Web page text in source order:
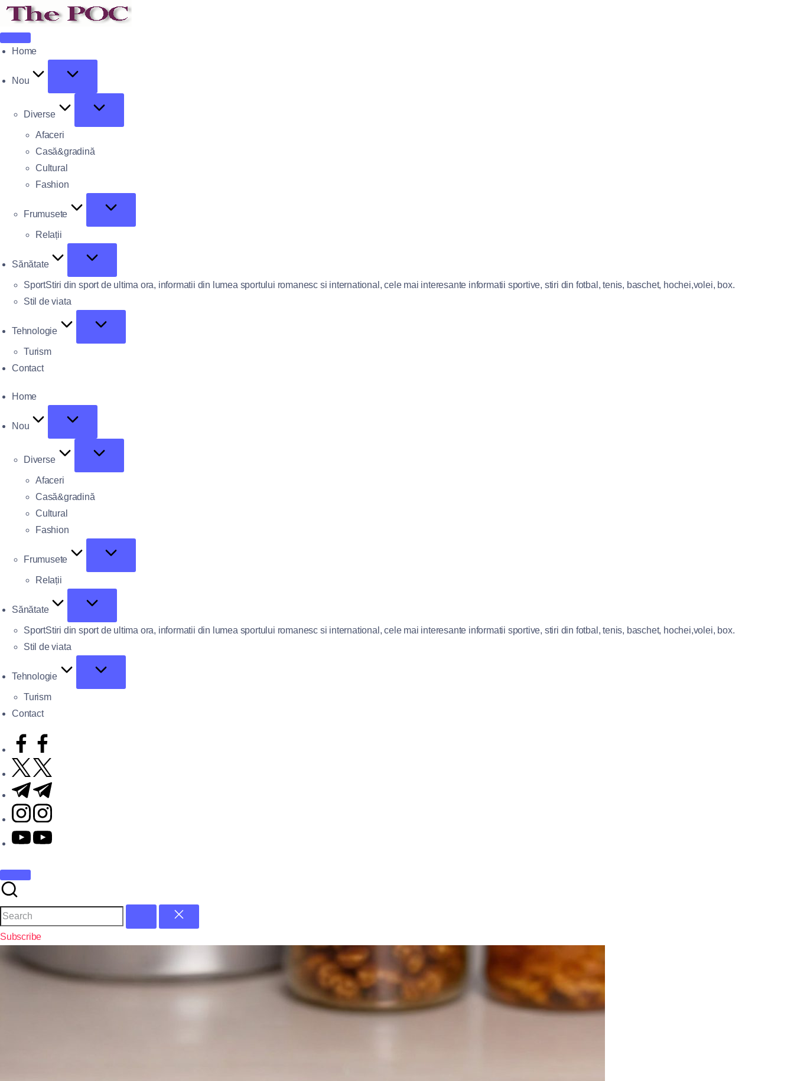
Home
Nou
Diverse
Afaceri
Casă&gradină
Cultural
Fashion
Frumusete
Relații
Sănătate
SportStiri din sport de ultima ora, informatii din lumea sportului romanesc si international, cele mai interesante informatii sportive, stiri din fotbal, tenis, baschet, hochei,volei, box.
Stil de viata
Tehnologie
Turism
Contact
Home
Nou
Diverse
Afaceri
Casă&gradină
Cultural
Fashion
Frumusete
Relații
Sănătate
SportStiri din sport de ultima ora, informatii din lumea sportului romanesc si international, cele mai interesante informatii sportive, stiri din fotbal, tenis, baschet, hochei,volei, box.
Stil de viata
Tehnologie
Turism
Contact
Subscribe